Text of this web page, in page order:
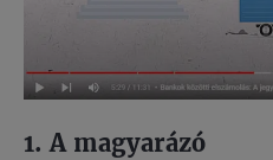
1. A magyarázó